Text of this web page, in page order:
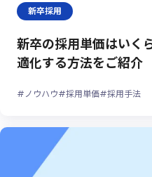
新卒採用
新卒の採用単価はいく
適化する方法をご紹介
#ノウハウ#採用単価#採用手法